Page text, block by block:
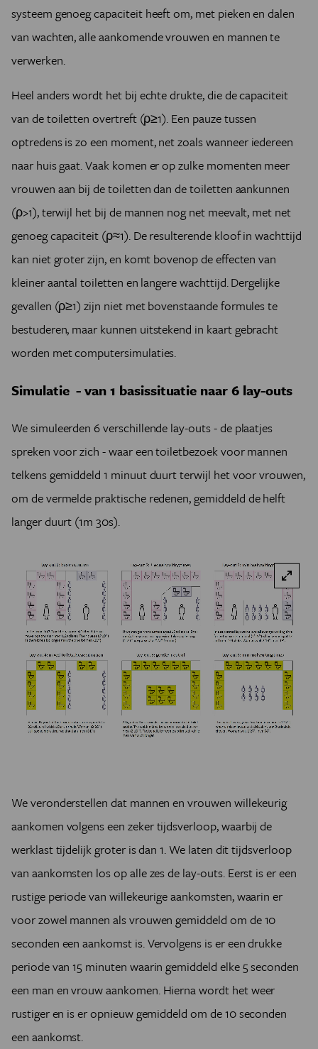
systeem genoeg capaciteit heeft om, met pieken en dalen
van wachten, alle aankomende vrouwen en mannen te
verwerken.
Heel anders wordt het bij echte drukte, die de capaciteit
van de toiletten overtreft (ρ≥1). Een pauze tussen
optredens is zo een moment, net zoals wanneer iedereen
naar huis gaat. Vaak komen er op zulke momenten meer
vrouwen aan bij de toiletten dan de toiletten aankunnen
(ρ>1), terwijl het bij de mannen nog net meevalt, met net
genoeg capaciteit (ρ≈1). De resulterende kloof in wachttijd
kan niet groter zijn, en komt bovenop de effecten van
kleiner aantal toiletten en langere wachttijd. Dergelijke
gevallen (ρ≥1) zijn niet met bovenstaande formules te
bestuderen, maar kunnen uitstekend in kaart gebracht
worden met computersimulaties.
Simulatie - van 1 basissituatie naar 6 lay-outs
We simuleerden 6 verschillende lay-outs - de plaatjes
spreken voor zich - waar een toiletbezoek voor mannen
telkens gemiddeld 1 minuut duurt terwijl het voor vrouwen,
om de vermelde praktische redenen, gemiddeld de helft
langer duurt (1m 30s).
We veronderstellen dat mannen en vrouwen willekeurig
aankomen volgens een zeker tijdsverloop, waarbij de
werklast tijdelijk groter is dan 1. We laten dit tijdsverloop
van aankomsten los op alle zes de lay-outs. Eerst is er een
rustige periode van willekeurige aankomsten, waarin er
voor zowel mannen als vrouwen gemiddeld om de 10
seconden een aankomst is. Vervolgens is er een drukke
periode van 15 minuten waarin gemiddeld elke 5 seconden
een man en vrouw aankomen. Hierna wordt het weer
rustiger en is er opnieuw gemiddeld om de 10 seconden
een aankomst.